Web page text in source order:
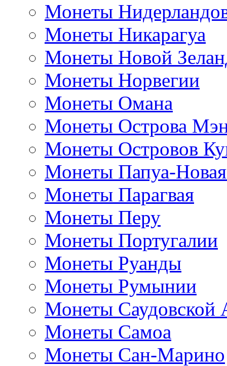
Монеты
Монеты Никарагуа
Монеты Новой
Монеты Норвегии
Монеты Омана
Монеты Острова
Монеты Островов
Монеты Папуа-
Монеты Парагвая
Монеты Перу
Монеты Португалии
Монеты Руанды
Монеты Румынии
Монеты Саудовской
Монеты Самоа
Монеты Сан-Марино